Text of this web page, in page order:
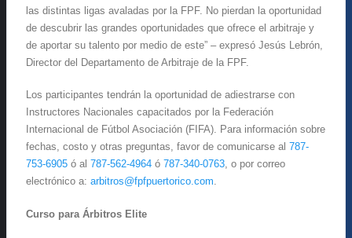
las distintas ligas avaladas por la FPF. No pierdan la oportunidad
de descubrir las grandes oportunidades que ofrece el arbitraje y
de aportar su talento por medio de este” – expresó Jesús Lebrón,
Director del Departamento de Arbitraje de la FPF.
Los participantes tendrán la oportunidad de adiestrarse con
Instructores Nacionales capacitados por la Federación
Internacional de Fútbol Asociación (FIFA). Para información sobre
fechas, costo y otras preguntas, favor de comunicarse al 787-
753-6905 ó al 787-562-4964 ó 787-340-0763, o por correo
electrónico a: arbitros@fpfpuertorico.com.
Curso para Árbitros Elite